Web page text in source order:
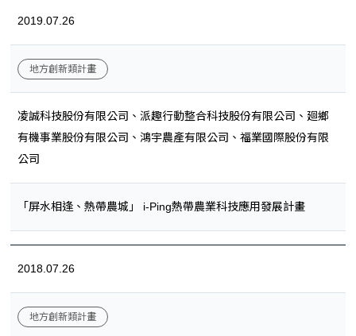
2019.07.26
地方創新類計畫
凌誠科技股份有限公司、派趣行動整合科技股份有限公司、廻鄉
有機事業股份有限公司、鴻宇農產有限公司、福業國際股份有限
公司
「屏水相逢、熱帶農城」 i-Ping熱帶農業科技應用發展計畫
2018.07.26
地方創新類計畫